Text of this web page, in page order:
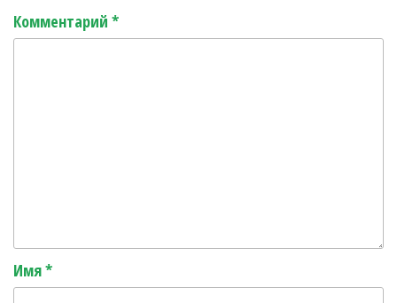
Комментарий *
Имя*